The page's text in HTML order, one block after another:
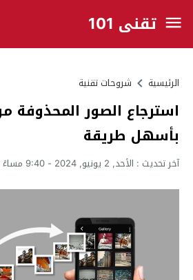
تقني 101
الرئيسية شروحات تقنية
استرجاع الصور المحذوفة
بأسهل طريقة
آخر تحديث : الأحد, 2 يونيو, 2024 - 9:40 مساءً